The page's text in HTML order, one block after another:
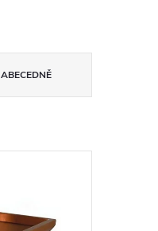
ABECEDNĚ